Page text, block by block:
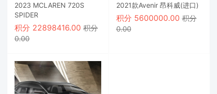
2023 MCLAREN 720S
SPIDER
积分 22898416.00 积分
0.00
2021款Avenir 昂科威(进口)
积分 5600000.00积分
0.00